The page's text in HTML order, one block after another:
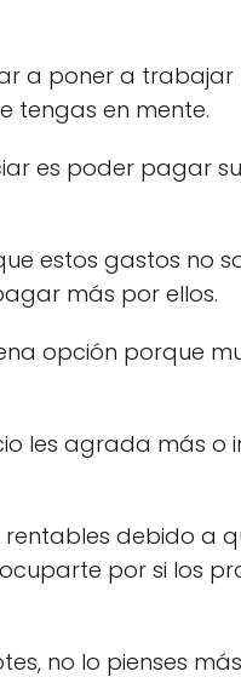
a poner a trabajar
tengas en mente.
es poder pagar
estos gastos no
más por ellos.
opción porque
les agrada más o
debido a
por si los
no lo pienses